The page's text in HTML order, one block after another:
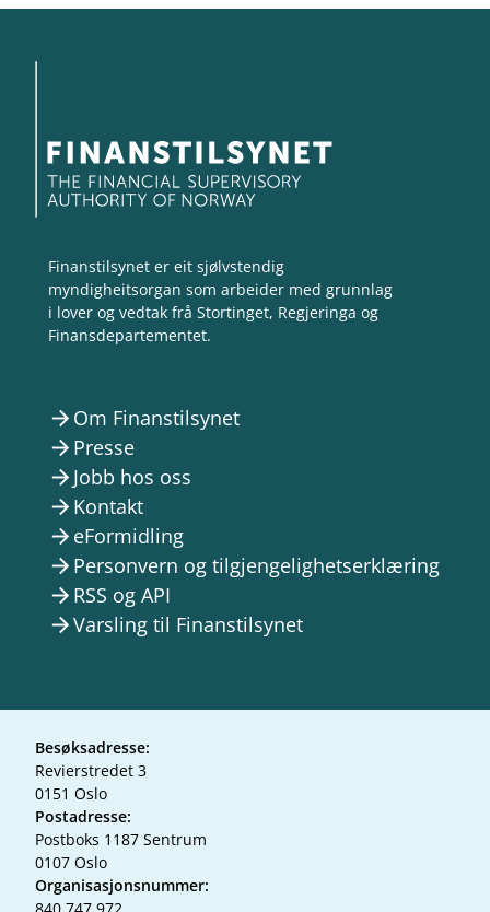
Finanstilsynet er eit sjølvstendig
myndigheitsorgan som arbeider med grunnlag
i lover og vedtak frå Stortinget, Regjeringa og
Finansdepartementet.
arrow_forward Om Finanstilsynet
arrow_forward Presse
arrow_forward Jobb hos oss
arrow_forward Kontakt
arrow_forward eFormidling
arrow_forward Personvern og tilgjengelighetserklæring
arrow_forward RSS og API
arrow_forwardVarsling til Finanstilsynet
Besøksadresse:
Revierstredet 3
0151 Oslo
Postadresse:
Postboks 1187 Sentrum
0107 Oslo
Organisasjonsnummer: